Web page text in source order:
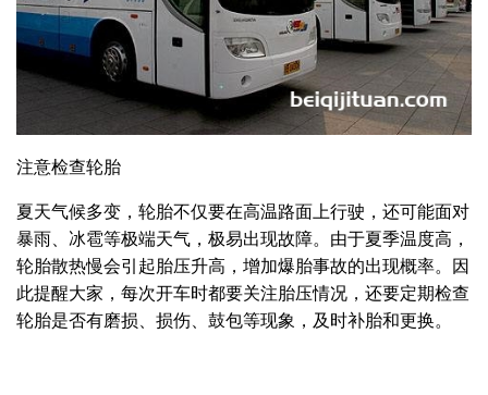
注意检查轮胎
夏天气候多变，轮胎不仅要在高温路面上行驶，还可能面对
暴雨、冰雹等极端天气，极易出现故障。由于夏季温度高，
轮胎散热慢会引起胎压升高，增加爆胎事故的出现概率。因
此提醒大家，每次开车时都要关注胎压情况，还要定期检查
轮胎是否有磨损、损伤、鼓包等现象，及时补胎和更换。